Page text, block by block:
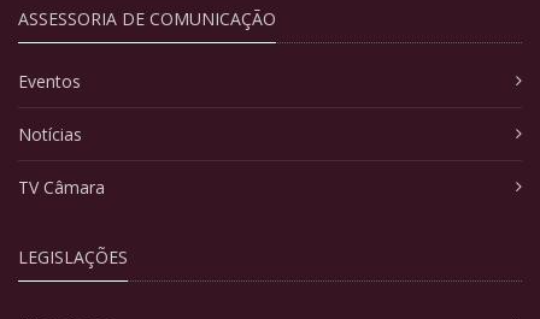
ASSESSORIA DE COMUNICAÇÃO
Eventos
Notícias
TV Câmara
LEGISLAÇÕES